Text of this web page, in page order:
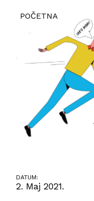
POČETNA
DATUM:
2. Maj 2021.